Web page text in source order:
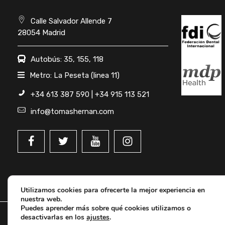
Calle Salvador Allende 7
28054 Madrid
Autobús: 35, 155, 118
Metro: La Peseta (linea 11)
+34 613 387 590 | +34 915 113 521
info@tomashernan.com
Utilizamos cookies para ofrecerte la mejor experiencia en
nuestra web.
Puedes aprender más sobre qué cookies utilizamos o
desactivarlas en los ajustes.